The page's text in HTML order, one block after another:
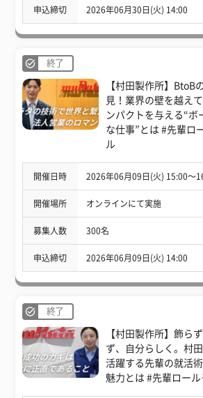
申込締切 2026年06月30日(火) 14:00
終了
【村田製作所】BtoB
見！業界の壁を越え
ンパクトを与える“ボ
な仕事”とは #先輩ロ
ル
開催日時 2026年06月09日(火) 15:00〜
開催場所 オンラインにて実施
募集人数 300名
申込締切 2026年06月09日(火) 14:00
終了
【村田製作所】飾ら
ず、自分らしく。村
活躍する先輩の就活
魅力とは #先輩ロー